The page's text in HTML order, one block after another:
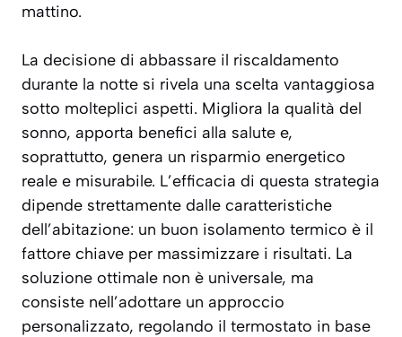
mattino.
La decisione di abbassare il riscaldamento
durante la notte si rivela una scelta vantaggiosa
sotto molteplici aspetti. Migliora la qualità del
sonno, apporta benefici alla salute e,
soprattutto, genera un risparmio energetico
reale e misurabile. L’efficacia di questa strategia
dipende strettamente dalle caratteristiche
dell’abitazione: un buon isolamento termico è il
fattore chiave per massimizzare i risultati. La
soluzione ottimale non è universale, ma
consiste nell’adottare un approccio
personalizzato, regolando il termostato in base